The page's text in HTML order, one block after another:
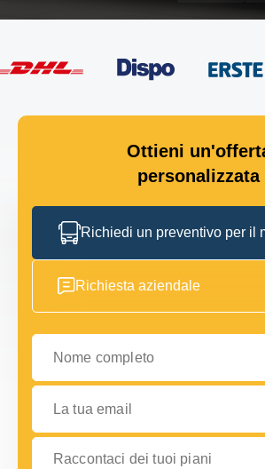
Ottieni
personalizzata
Richiedi un preventivo per il
Richiesta aziendale
Nome completo
La tua email
Raccontaci dei tuoi piani